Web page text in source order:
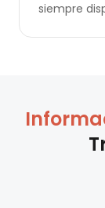
siempre